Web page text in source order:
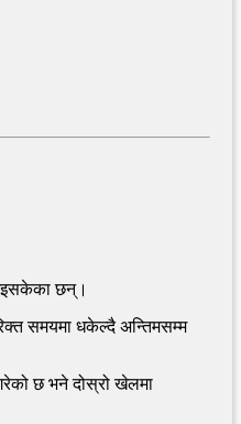
छन्।
समयमा धकेल्दै अन्तिमसम्म
छ भने दोस्रो खेलमा